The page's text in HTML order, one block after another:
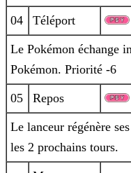
04 Téléport
Le Pokémon échange
Pokémon. Priorité -6
05 Repos
Le lanceur régénère
les 2 prochains tours.